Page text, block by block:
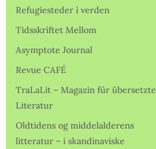
Refugiesteder i verden
Tidsskriftet Mellom
Asymptote Journal
Revue CAFÉ
TraLaLit – Magazin für übersetzte
Literatur
Oldtidens og middelalderens
litteratur – i skandinaviske